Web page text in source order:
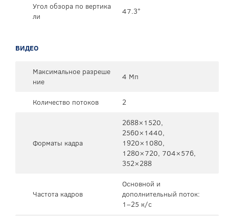
Угол обзора по вертика
ли
47.3°
ВИДЕО
Максимальное разреше
ние
4 Мп
Количество потоков 2
Форматы кадра
2688×1520,
2560×1440,
1920×1080,
1280×720, 704×576,
352×288
Частота кадров
Основной и
дополнительный поток:
1–25 к/с